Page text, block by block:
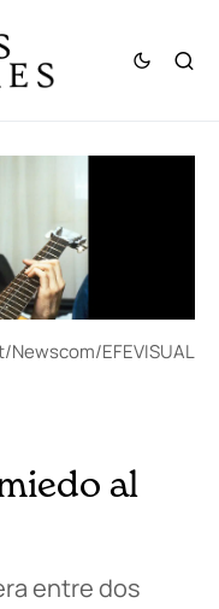
EFEVISUAL
al
entre dos